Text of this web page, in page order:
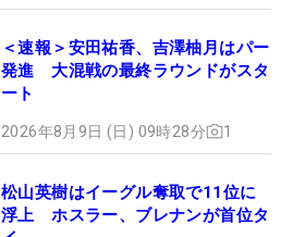
＜速報＞安田祐香、吉澤柚月はパー
発進 大混戦の最終ラウンドがスタ
ート
2026年8月9日 (日) 09時28分 1
松山英樹はイーグル奪取で11位に
浮上 ホスラー、ブレナンが首位タ